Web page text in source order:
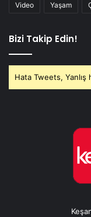
Video Yaşam
Bizi Takip Edin!
Hata Tweets, Yanlış